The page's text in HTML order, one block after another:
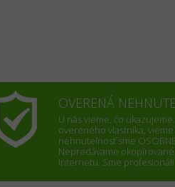
OVERENÁ
U nás vieme, čo
overeného vlastníka,
nehnuteľnosť sme
Nepredávame
internetu. Sme profesionáli.